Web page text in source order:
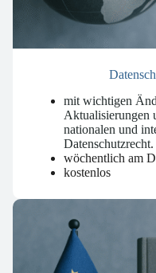
mit wichtigen
Aktualisierungen
nationalen und
Datenschutzrecht.
wöchentlich am